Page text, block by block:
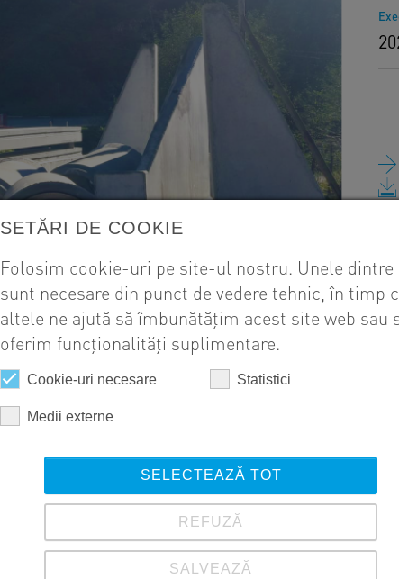
SETĂRI DE COOKIE
Folosim cookie-uri pe site-ul nostru. Unele dintre
sunt necesare din punct de vedere tehnic, în timp
altele ne ajută să îmbunătățim acest site web sau
oferim funcționalități suplimentare.
Cookie-uri necesare Statistici
Medii externe
SELECTEAZĂ TOT
REFUZĂ
SALVEAZĂ